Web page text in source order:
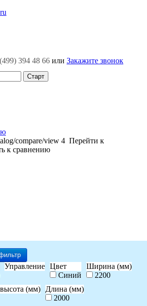
394 48 66 или Закажите звонок
compare/view 4 Перейти к
к сравнению
Управление Цвет
Синий
Ширина (мм)
2200
(мм)
Длина (мм)
2000